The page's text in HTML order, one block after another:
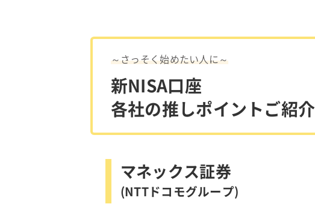
～さっそく始めたい人に～
新NISA口座
各社の推しポイントご紹介
マネックス証券
(NTTドコモグループ)